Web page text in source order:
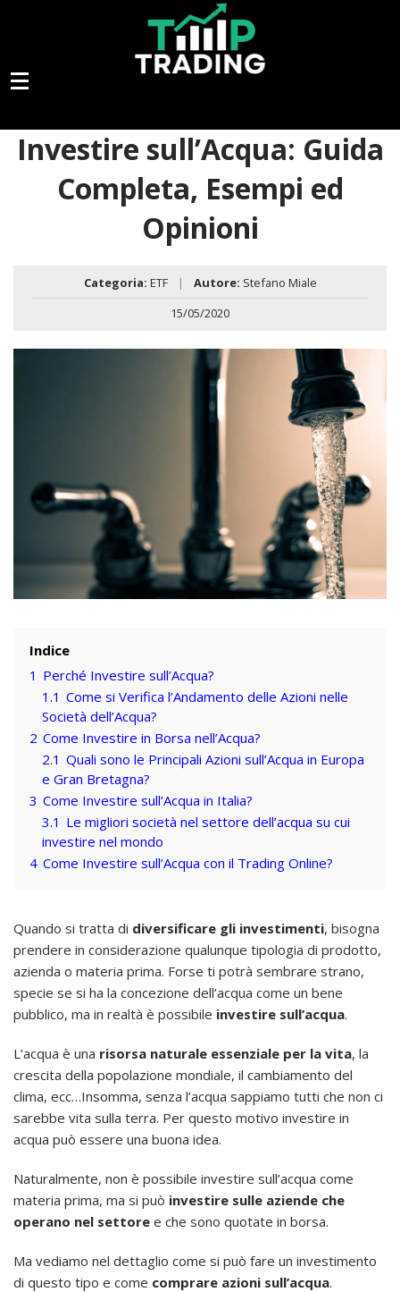
Investire sull’Acqua: Guida
Completa, Esempi ed
Opinioni
Categoria: ETF | Autore: Stefano Miale
15/05/2020
Indice
1 Perché Investire sull’Acqua?
1.1 Come si Verifica l’Andamento delle Azioni nelle
Società dell’Acqua?
2 Come Investire in Borsa nell’Acqua?
2.1 Quali sono le Principali Azioni sull’Acqua in Europa
e Gran Bretagna?
3 Come Investire sull’Acqua in Italia?
3.1 Le migliori società nel settore dell’acqua su cui
investire nel mondo
4 Come Investire sull’Acqua con il Trading Online?
Quando si tratta di diversificare gli investimenti, bisogna
prendere in considerazione qualunque tipologia di prodotto,
azienda o materia prima. Forse ti potrà sembrare strano,
specie se si ha la concezione dell’acqua come un bene
pubblico, ma in realtà è possibile investire sull’acqua.
L’acqua è una risorsa naturale essenziale per la vita, la
crescita della popolazione mondiale, il cambiamento del
clima, ecc…Insomma, senza l’acqua sappiamo tutti che non ci
sarebbe vita sulla terra. Per questo motivo investire in
acqua può essere una buona idea.
Naturalmente, non è possibile investire sull’acqua come
materia prima, ma si può investire sulle aziende che
operano nel settore e che sono quotate in borsa.
Ma vediamo nel dettaglio come si può fare un investimento
di questo tipo e come comprare azioni sull’acqua.